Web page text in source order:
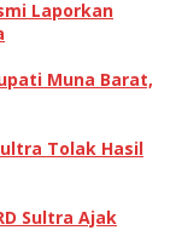
Laporkan
Muna Barat,
Tolak Hasil
Sultra Ajak